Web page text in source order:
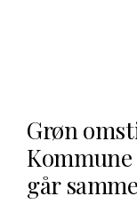
Grøn
går